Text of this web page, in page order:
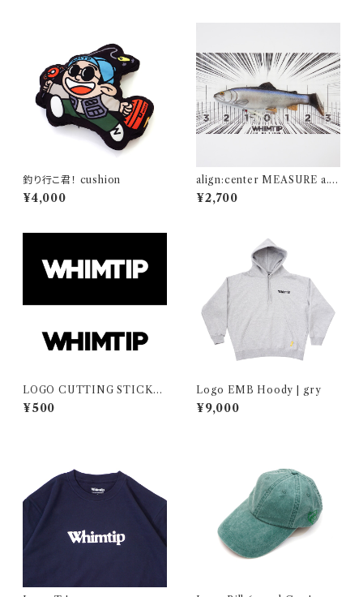
釣り行こ君！ cushion
¥4,000
align:center MEASURE a.k.
a 測る気ないメジャー
¥2,700
LOGO CUTTING STICKE
R
¥500
Logo EMB Hoody | gry
¥9,000